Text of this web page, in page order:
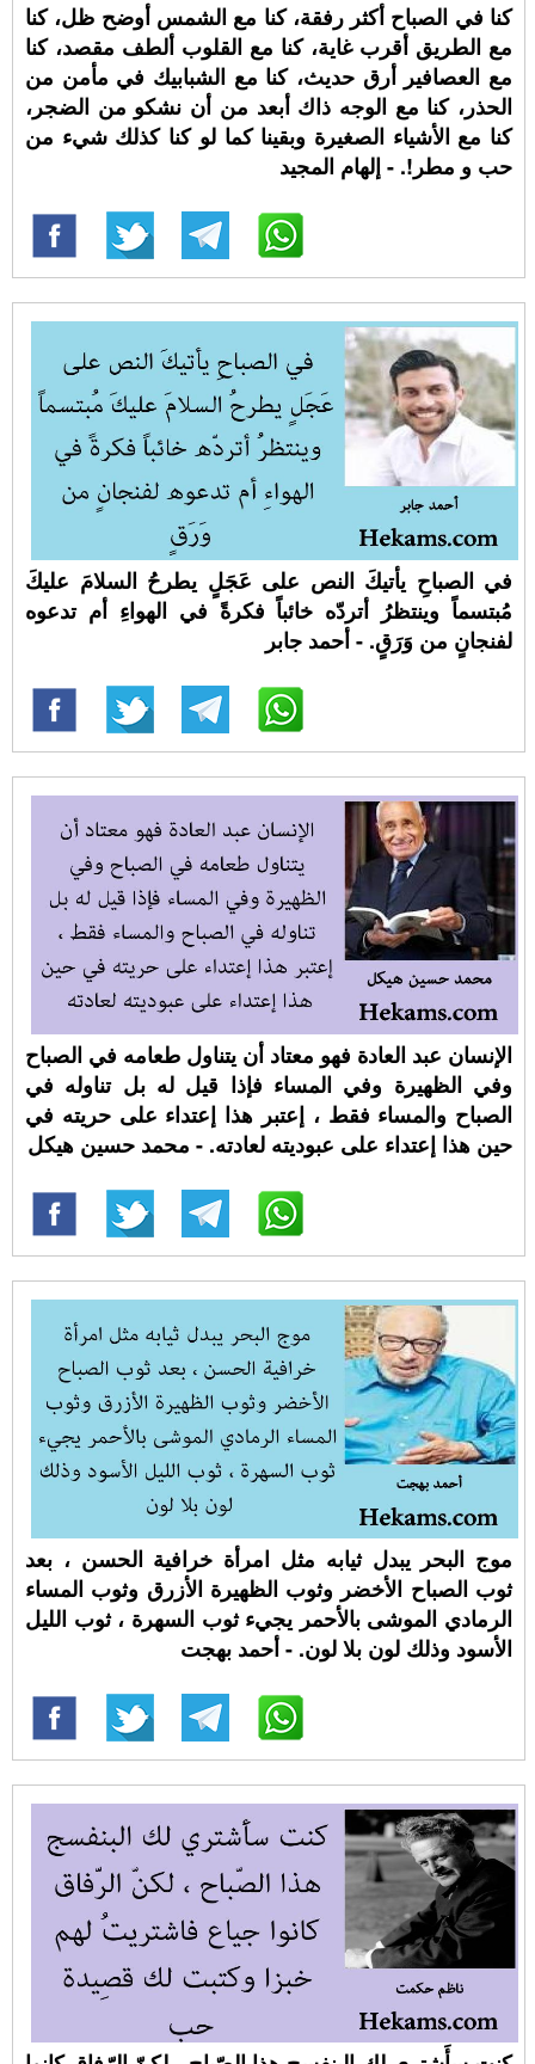
كنا في الصباح أكثر رفقة، كنا مع الشمس أوضح ظل، كنا
مع الطريق أقرب غاية، كنا مع القلوب ألطف مقصد، كنا
مع العصافير أرق حديث، كنا مع الشبابيك في مأمن من
الحذر، كنا مع الوجه ذاك أبعد من أن نشكو من الضجر،
كنا مع الأشياء الصغيرة وبقينا كما لو كنا كذلك شيء من
حب و مطر!. - إلهام المجيد
في الصباحِ يأتيكَ النص على عَجَلٍ يطرحُ السلامَ عليكَ
مُبتسماً وينتظرُ أتردّه خائباً فكرةً في الهواءِ أم تدعوه
لفنجانٍ من وَرَقٍ. - أحمد جابر
الإنسان عبد العادة فهو معتاد أن يتناول طعامه في الصباح
وفي الظهيرة وفي المساء فإذا قيل له بل تناوله في
الصباح والمساء فقط ، إعتبر هذا إعتداء على حريته في
حين هذا إعتداء على عبوديته لعادته. - محمد حسين هيكل
موج البحر يبدل ثيابه مثل امرأة خرافية الحسن ، بعد
ثوب الصباح الأخضر وثوب الظهيرة الأزرق وثوب المساء
الرمادي الموشى بالأحمر يجيء ثوب السهرة ، ثوب الليل
الأسود وذلك لون بلا لون. - أحمد بهجت